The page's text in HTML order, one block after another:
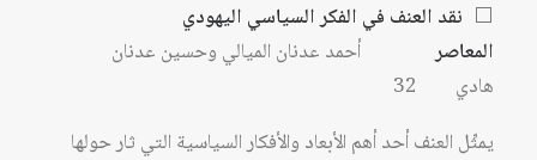
⬜ نقد العنف في الفكر السياسي اليهودي
المعاصر أحمد عدنان الميالي وحسين عدنان
هادي 32
يمثِّل العنف أحد أهم الأبعاد والأفكار السياسية التي ثار حولها